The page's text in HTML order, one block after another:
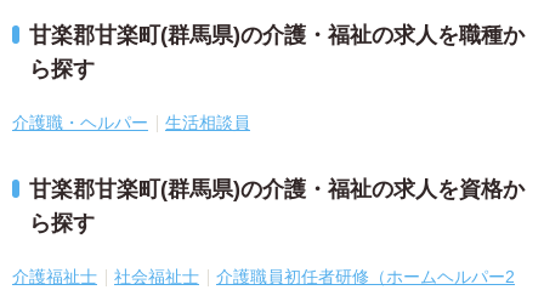
甘楽郡甘楽町(群馬県)の介護・福祉の求人を職種か
ら探す
介護職・ヘルパー 生活相談員
甘楽郡甘楽町(群馬県)の介護・福祉の求人を資格か
ら探す
介護福祉士 社会福祉士
介護職員初任者研修（ホームヘルパー2